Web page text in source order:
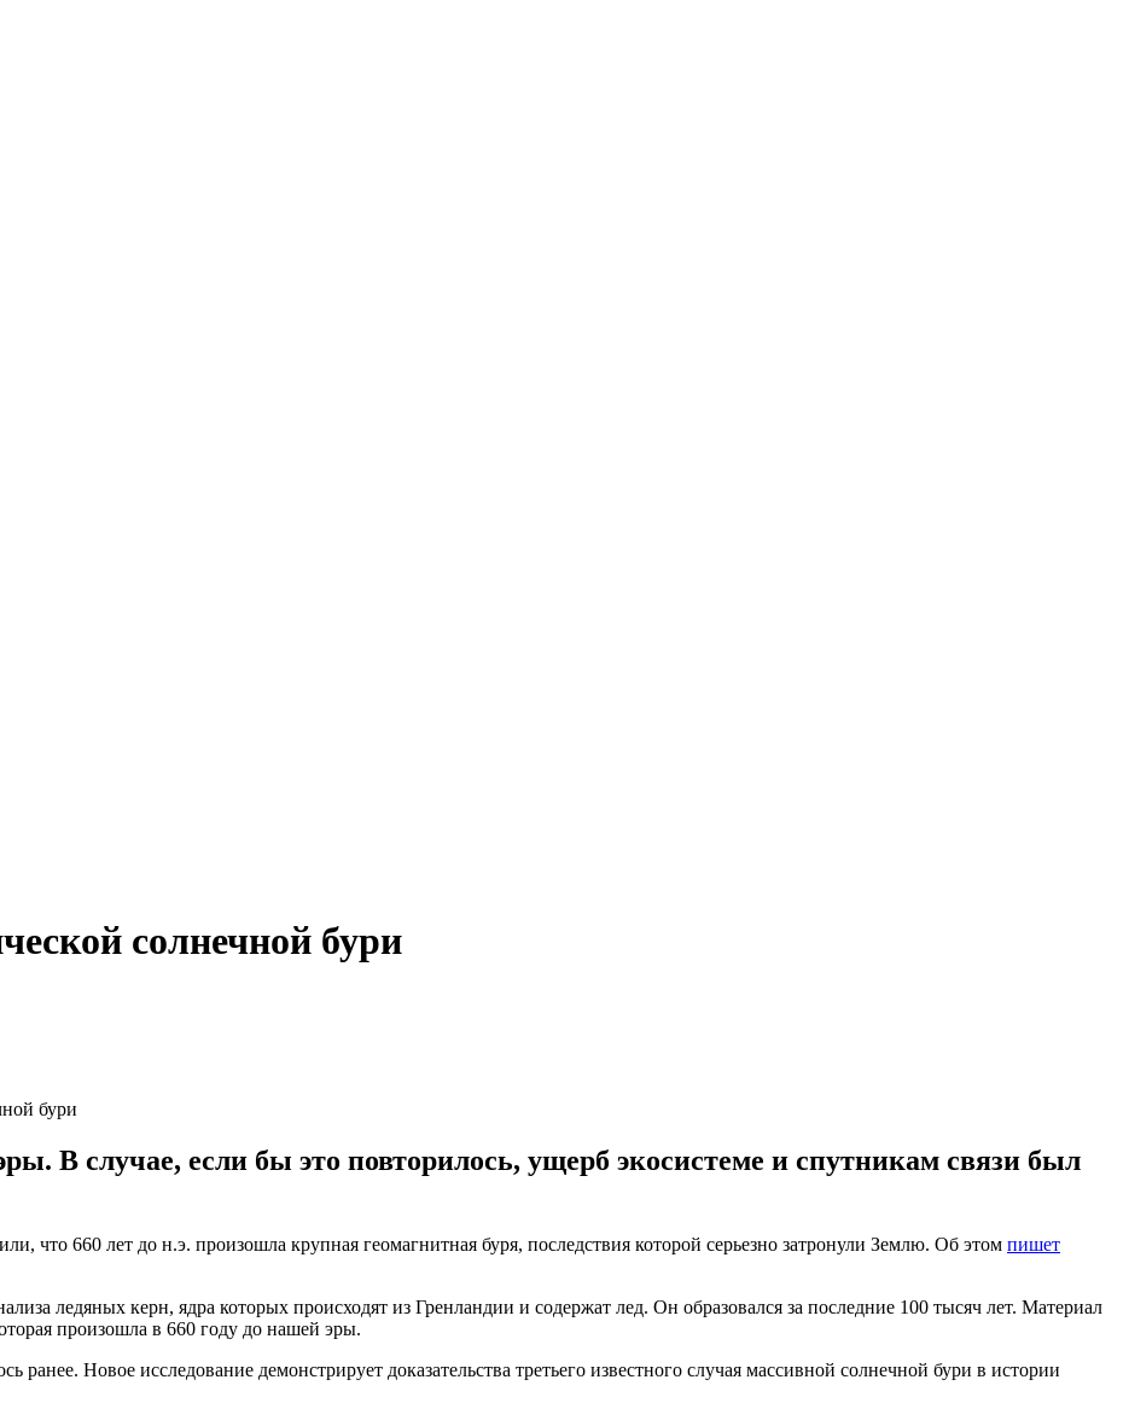
солнечной бури
бури
В случае, если бы это повторилось, ущерб экосистеме и спутникам связи был
что 660 лет до н.э. произошла крупная геомагнитная буря, последствия которой серьезно затронули Землю. Об этом пишет
ледяных керн, ядра которых происходят из Гренландии и содержат лед. Он образовался за последние 100 тысяч лет. Материал
произошла в 660 году до нашей эры.
ранее. Новое исследование демонстрирует доказательства третьего известного случая массивной солнечной бури в истории